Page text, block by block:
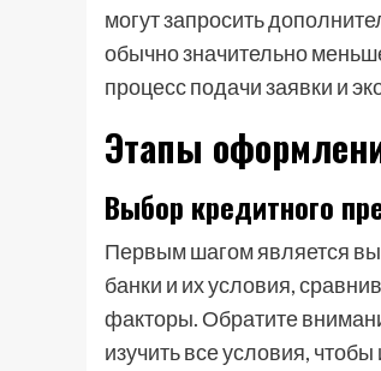
могут запросить
обычно значительно
процесс подачи заявки и
Этапы
Выбор кредитного
Первым шагом является
банки и их условия,
факторы. Обратите
изучить все условия,